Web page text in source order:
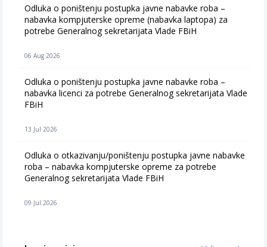
Odluka o poništenju postupka javne nabavke roba –
nabavka kompjuterske opreme (nabavka laptopa) za
potrebe Generalnog sekretarijata Vlade FBiH
06 Aug 2026
Odluka o poništenju postupka javne nabavke roba –
nabavka licenci za potrebe Generalnog sekretarijata Vlade
FBiH
13 Jul 2026
Odluka o otkazivanju/poništenju postupka javne nabavke
roba – nabavka kompjuterske opreme za potrebe
Generalnog sekretarijata Vlade FBiH
09 Jul 2026